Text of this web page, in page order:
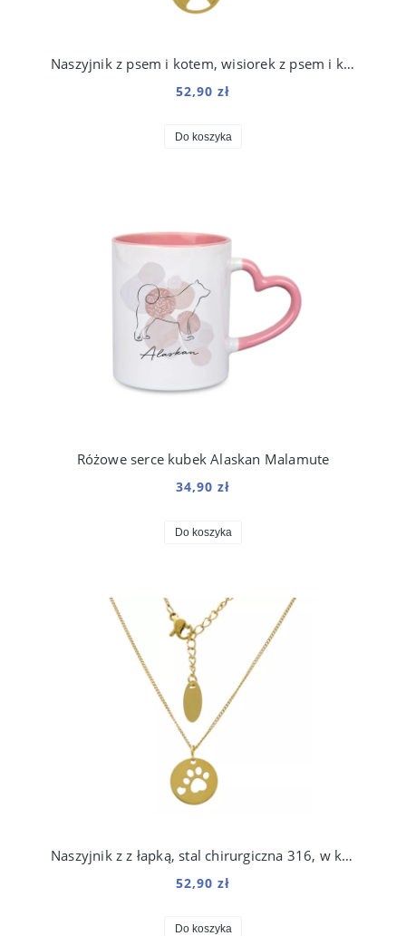
Naszyjnik z psem i kotem, wisiorek z psem i kotem, stal chirurgiczna 316, w kolorze złota
52,90 zł
Do koszyka
Różowe serce kubek Alaskan Malamute
34,90 zł
Do koszyka
Naszyjnik z z łapką, stal chirurgiczna 316, w kolorze złota
52,90 zł
Do koszyka